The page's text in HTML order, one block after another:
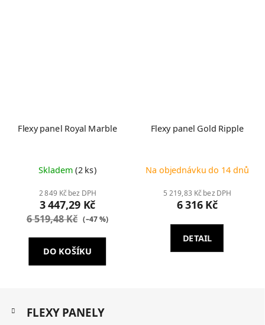
Flexy panel Royal Marble
Skladem(2 ks)
2 849 Kč bez DPH
3 447,29 Kč
6 519,48 Kč (–47 %)
DO KOŠÍKU
Flexy panel Gold Ripple
Na objednávku do 14 dnů
5 219,83 Kč bez DPH
6 316 Kč
DETAIL
K
a
FLEXY PANELY